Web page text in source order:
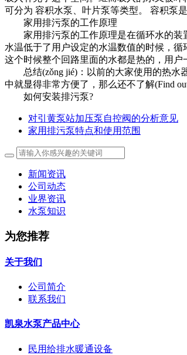
可分为 容积水泵、叶片泵等类型。 容积泵
家用排污泵的工作原理
家用排污泵的工作原理是在循环水的装置
水温低于了用户设定的水温数值的时候，
这个时候整个回路里面的水都是热的，用户
总结(zǒng jié)：以前的大家使用的热水器
中就显得非常方便了，那么还不了解(Find
如何安装排污泵?
对引黄泵站加压泵自控阀的分析意见
家用排污泵特点和使用范围
新闻资讯
公司动态
业界资讯
水泵知识
为您推荐
关于我们
公司简介
联系我们
凯泉水泵产品中心
民用给排水暖通设备